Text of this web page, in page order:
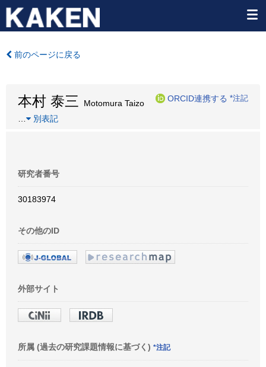
前のページに戻る
本村 泰三 Motomura Taizo
ORCID連携する *注記
別表記
研究者番号
30183974
その他のID
外部サイト
所属 (過去の研究課題情報に基づく) *注記